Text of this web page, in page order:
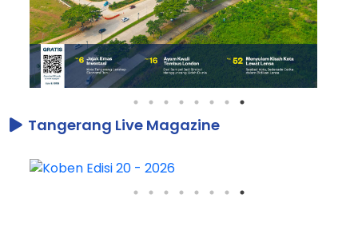
Tangerang Live Magazine